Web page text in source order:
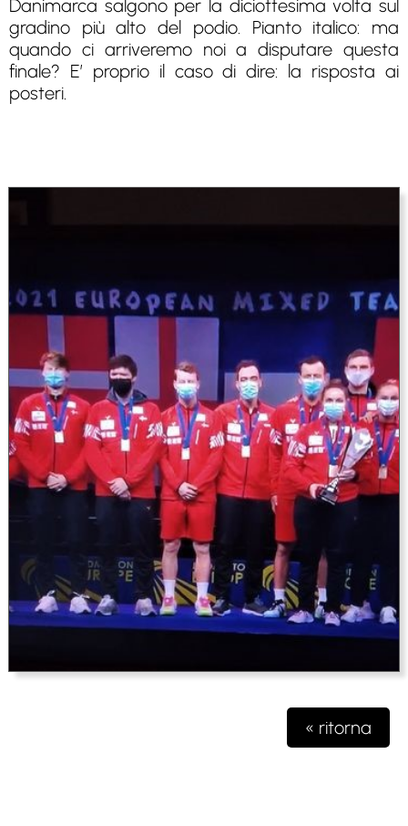
Danimarca salgono per la diciottesima volta sul
gradino più alto del podio. Pianto italico: ma
quando ci arriveremo noi a disputare questa
finale? E’ proprio il caso di dire: la risposta ai
posteri.
« ritorna